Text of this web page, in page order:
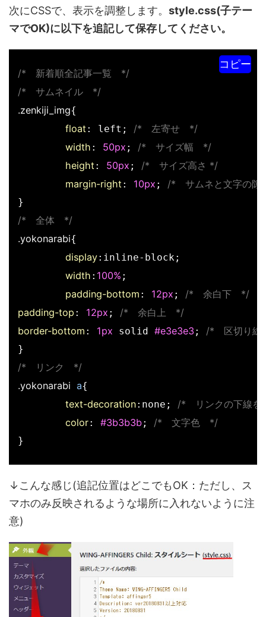
次にCSSで、表示を調整します。 style.css(子テー
マでOK)に以下を追記して保存してください。
コピー
/*　新着順全記事一覧　*/
/*　サムネイル　*/
.zenkiji_img{
float: left; /*　左寄せ　*/
width : 50px ; /*　サイズ幅　*/
height: 50px ; /*　サイズ高さ */
margin-right: 10px ; /*　サムネと文字の隙
/*　全体　*/
.yokonarabi{
display:inline-block;
width : 100% ;
padding-bottom : 12px ; /*　余白下　*/
padding-top : 12px ; /*　余白上　*/
border-bottom : 1px solid #e3e3e3; /*　区切り線
/*　リンク　*/
.yokonarabi a{
text-decoration:none; /*　リンクの下線を
color: #3b3b3b; /*　文字色　*/
}
↓こんな感じ(追記位置はどこでもOK：ただし、ス
マホのみ反映されるような場所に入れないように注
意)